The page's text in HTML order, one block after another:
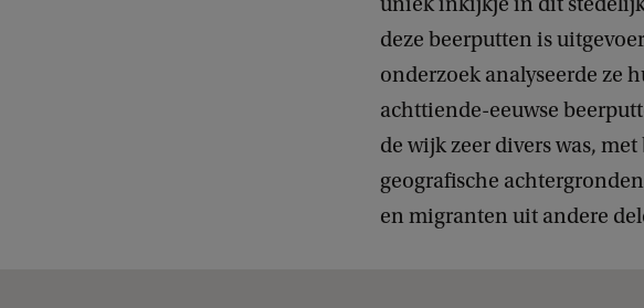
deze beerputten is
onderzoek analyseerde ze
achttiende-eeuwse
de wijk zeer divers was,
geografische
en migranten uit andere